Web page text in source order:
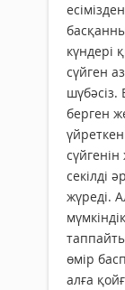
күндері
сүйген
шүбәсіз.
берген
секілді
жүреді.
өмір
алға